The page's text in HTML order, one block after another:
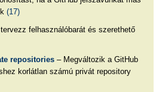
(17)
felhasználóbarát és szerethető
repositories– Megváltozik a GitHub
korlátlan számú privát repository